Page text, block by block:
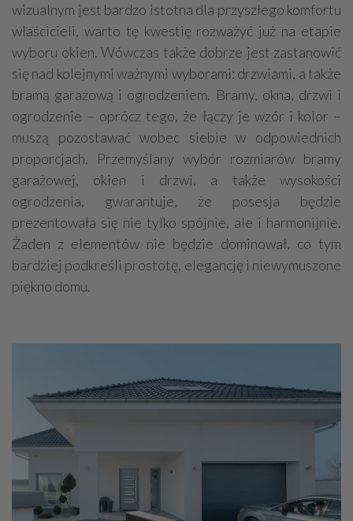
wizualnym jest bardzo istotna dla przyszłego komfortu
właścicieli, warto tę kwestię rozważyć już na etapie
wyboru okien. Wówczas także dobrze jest zastanowić
się nad kolejnymi ważnymi wyborami: drzwiami, a także
bramą garażową i ogrodzeniem. Bramy, okna, drzwi i
ogrodzenie – oprócz tego, że łączy je wzór i kolor –
muszą pozostawać wobec siebie w odpowiednich
proporcjach. Przemyślany wybór rozmiarów bramy
garażowej, okien i drzwi, a także wysokości
ogrodzenia, gwarantuje, że posesja będzie
prezentowała się nie tylko spójnie, ale i harmonijnie.
Żaden z elementów nie będzie dominował, co tym
bardziej podkreśli prostotę, elegancję i niewymuszone
piękno domu.